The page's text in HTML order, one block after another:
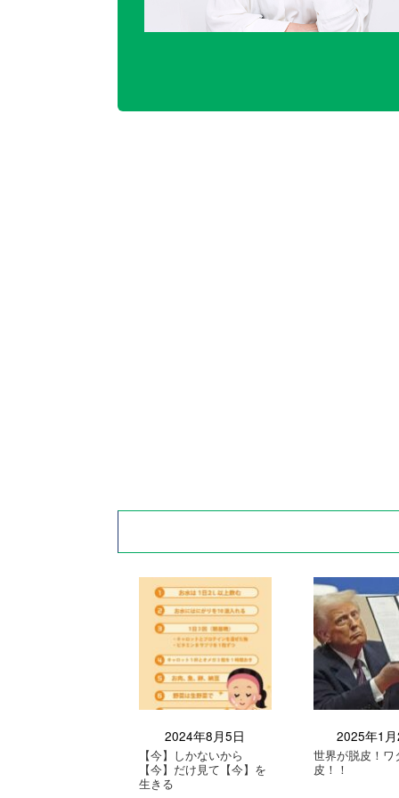
2024年8月5日
【今】しかないから
【今】だけ見て【今】を
生きる
2025年1
世界が脱皮！ワ
皮！！